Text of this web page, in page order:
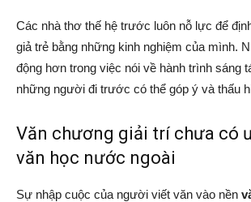
Các nhà thơ thế hệ trước luôn nỗ lực để
giả trẻ bằng những kinh nghiệm của mình.
động hơn trong việc nói về hành trình sáng
những người đi trước có thể góp ý và thấu
Văn chương giải trí chưa có
văn học nước ngoài
Sự nhập cuộc của người viết văn vào nền